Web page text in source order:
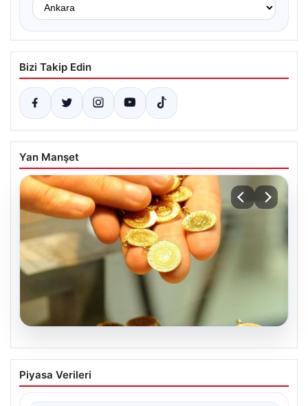
Bizi Takip Edin
Yan Manşet
Altın Fiyatları Canlı Güncel Durum 2
Nisan 2026: Gram, Çeyrek ve
Piyasa Verileri